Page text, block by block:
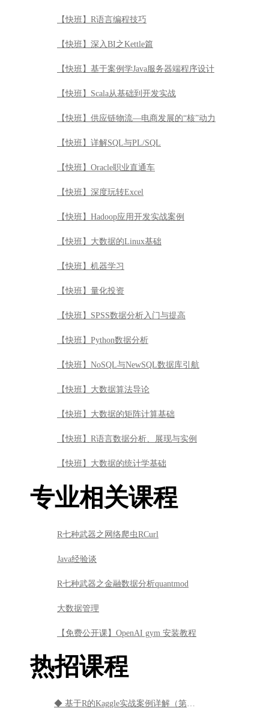
【快班】R语言编程技巧
【快班】深入BI之Kettle篇
【快班】基于案例学Java服务器端程序设计
【快班】Scala从基础到开发实战
【快班】供应链物流—电商发展的“核”动力
【快班】详解SQL与PL/SQL
【快班】Oracle职业直通车
【快班】深度玩转Excel
【快班】Hadoop应用开发实战案例
【快班】大数据的Linux基础
【快班】机器学习
【快班】量化投资
【快班】SPSS数据分析入门与提高
【快班】Python数据分析
【快班】NoSQL与NewSQL数据库引航
【快班】大数据算法导论
【快班】大数据的矩阵计算基础
【快班】R语言数据分析、展现与实例
【快班】大数据的统计学基础
专业相关课程
R七种武器之网络爬虫RCurl
Java经验谈
R七种武器之金融数据分析quantmod
大数据管理
【免费公开课】OpenAI gym 安装教程
热招课程
◆ 基于R的Kaggle实战案例详解（第29期）